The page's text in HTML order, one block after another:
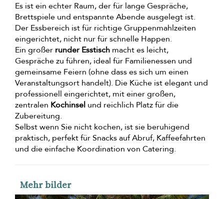
Es ist ein echter Raum, der für lange Gespräche,
Brettspiele und entspannte Abende ausgelegt ist.
Der Essbereich ist für richtige Gruppenmahlzeiten
eingerichtet, nicht nur für schnelle Happen.
Ein großer runder Esstisch macht es leicht,
Gespräche zu führen, ideal für Familienessen und
gemeinsame Feiern (ohne dass es sich um einen
Veranstaltungsort handelt). Die Küche ist elegant und
professionell eingerichtet, mit einer großen,
zentralen Kochinsel und reichlich Platz für die
Zubereitung.
Selbst wenn Sie nicht kochen, ist sie beruhigend
praktisch, perfekt für Snacks auf Abruf, Kaffeefahrten
und die einfache Koordination von Catering.
Mehr bilder